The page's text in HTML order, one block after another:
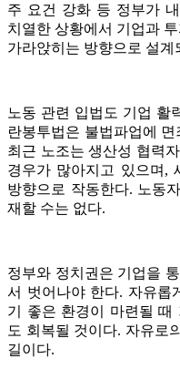
주 요건 강화 등 정부가
치열한 상황에서 기업과
가라앉히는 방향으로 설계
노동 관련 입법도 기업 활
란봉투법은 불법파업에
최근 노조는 생산성 협력
경우가 많아지고 있으며,
방향으로 작동한다. 노동
재할 수는 없다.
정부와 정치권은 기업을
서 벗어나야 한다. 자유롭
기 좋은 환경이 마련될 때
도 회복될 것이다. 자유로
길이다.